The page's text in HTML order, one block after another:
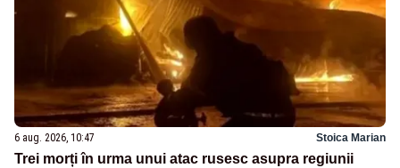
6 aug. 2026, 10:47 Stoica Marian
Trei morți în urma unui atac rusesc asupra regiunii